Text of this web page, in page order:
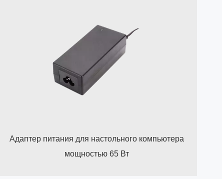
Адаптер питания для настольного компьютера
мощностью 65 Вт